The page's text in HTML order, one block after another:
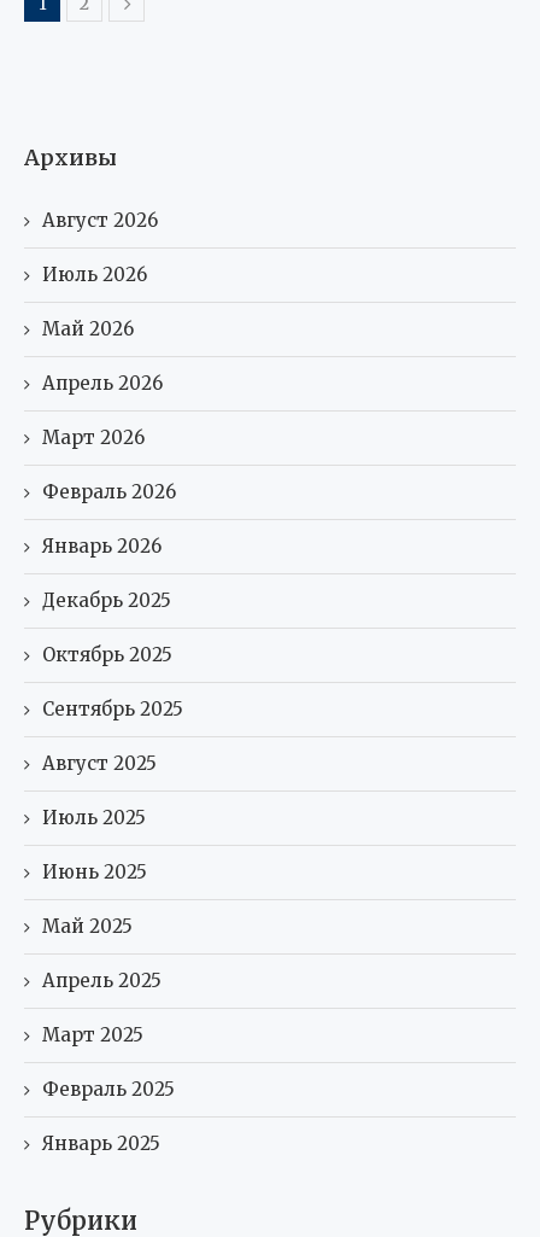
Архивы
Август 2026
Июль 2026
Май 2026
Апрель 2026
Март 2026
Февраль 2026
Январь 2026
Декабрь 2025
Октябрь 2025
Сентябрь 2025
Август 2025
Июль 2025
Июнь 2025
Май 2025
Апрель 2025
Март 2025
Февраль 2025
Январь 2025
Рубрики